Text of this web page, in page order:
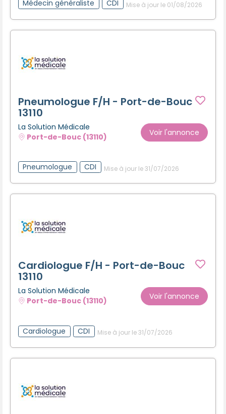
Médecin généraliste CDI Mise à jour le 01/08/2026
Pneumologue F/H - Port-de-Bouc
13110
La Solution Médicale
Port-de-Bouc (13110)
Voir l'annonce
Pneumologue CDI Mise à jour le 31/07/2026
Cardiologue F/H - Port-de-Bouc
13110
La Solution Médicale
Port-de-Bouc (13110)
Voir l'annonce
Cardiologue CDI Mise à jour le 31/07/2026